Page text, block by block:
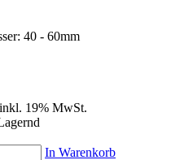
40 - 60mm
inkl. 19% MwSt.
In Warenkorb